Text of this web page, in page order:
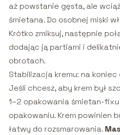
aż powstanie gęsta, ale
śmietana. Do osobnej miski
Krótko zmiksuj, następnie
dodając ją partiami i
obrotach.
Stabilizacja kremu: na
Jeśli chcesz, aby krem był
1–2 opakowania śmietan-
opakowaniu. Krem powinien
łatwy do rozsmarowania.